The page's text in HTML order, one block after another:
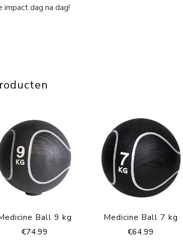
dag na dag!
Ball 9 kg
€74.99
Medicine Ball 7 kg
€64.99